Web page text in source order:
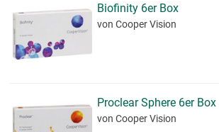
Biofinity 6er Box
von Cooper Vision
Proclear Sphere 6er Box
von Cooper Vision